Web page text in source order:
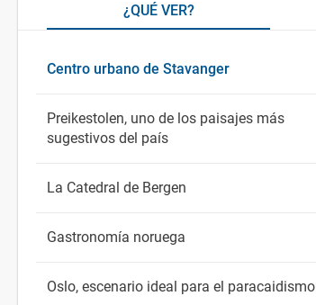
¿QUÉ VER?
Centro urbano de Stavanger
Preikestolen, uno de los paisajes más
sugestivos del país
La Catedral de Bergen
Gastronomía noruega
Oslo, escenario ideal para el paracaidismo